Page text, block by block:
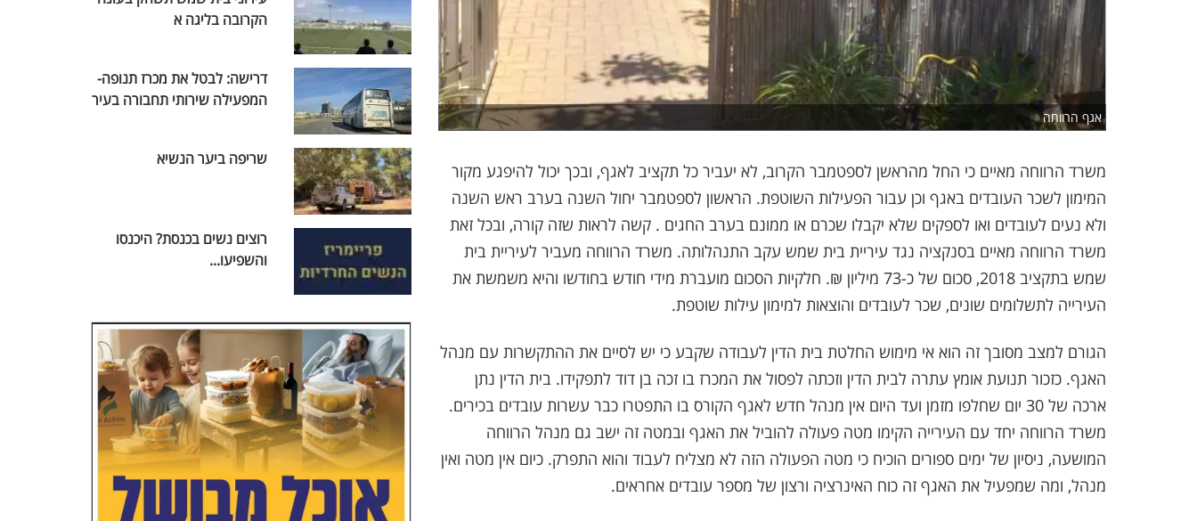
אגף הרווחה
משרד הרווחה מאיים כי החל מהראשן לספטמבר הקרוב, לא יעביר כל תקציב לאגף, ובכך יכול להיפגע מקור
המימון לשכר העובדים באגף וכן עבור הפעילות השוטפת. הראשון לספטמבר יחול השנה בערב ראש השנה
ולא נעים לעובדים ואו לספקים שלא יקבלו שכרם או ממונם בערב החגים . קשה לראות שזה קורה, ובכל זאת
משרד הרווחה מאיים בסנקציה נגד עיריית בית שמש עקב התנהלותה. משרד הרווחה מעביר לעיריית בית
שמש בתקציב 2018, סכום של כ-73 מיליון ₪. חלקיות הסכום מועברת מידי חודש בחודשו והיא משמשת את
העירייה לתשלומים שונים, שכר לעובדים והוצאות למימון עילות שוטפת.
הגורם למצב מסובך זה הוא אי מימוש החלטת בית הדין לעבודה שקבע כי יש לסיים את ההתקשרות עם מנהל
האגף. כזכור תנועת אומץ עתרה לבית הדין וזכתה לפסול את המכרז בו זכה בן דוד לתפקידו. בית הדין נתן
ארכה של 30 יום שחלפו מזמן ועד היום אין מנהל חדש לאגף הקורס בו התפטרו כבר עשרות עובדים בכירים.
משרד הרווחה יחד עם העירייה הקימו מטה פעולה להוביל את האגף ובמטה זה ישב גם מנהל הרווחה
המושעה, ניסיון של ימים ספורים הוכיח כי מטה הפעולה הזה לא מצליח לעבוד והוא התפרק. כיום אין מטה ואין
מנהל, ומה שמפעיל את האגף זה כוח האינרציה ורצון של מספר עובדים אחראים.
הקרובה בליגה א
דרישה: לבטל את מכרז תנופה-
המפעילה שירותי תחבורה בעיר
שריפה ביער הנשיא
רוצים נשים בכנסת? היכנסו
והשפיעו...